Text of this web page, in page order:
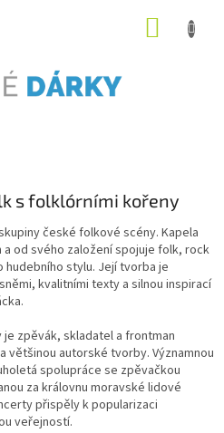
s folklórními kořeny
české folkové scény. Kapela
a od svého založení spojuje folk, rock
stylu. Její tvorba je
kvalitními texty a silnou inspirací
zpěvák, skladatel a frontman
většinou autorské tvorby. Významnou
spolupráce se zpěvačkou
za královnu moravské lidové
přispěly k popularizaci
veřejností.